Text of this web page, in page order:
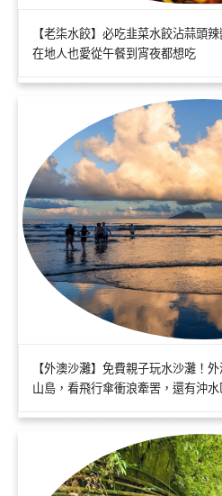
【老柒水餃】必吃韭菜水餃沾蒜頭
在地人也愛從午餐到宵夜都想吃
【外澳沙灘】免費親子玩水沙灘！
山島，看飛行傘衝浪牽罟，還有沖